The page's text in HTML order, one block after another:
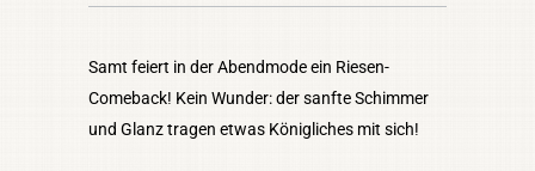
Samt feiert in der Abendmode ein Riesen-
Comeback! Kein Wunder: der sanfte Schimmer
und Glanz tragen etwas Königliches mit sich!